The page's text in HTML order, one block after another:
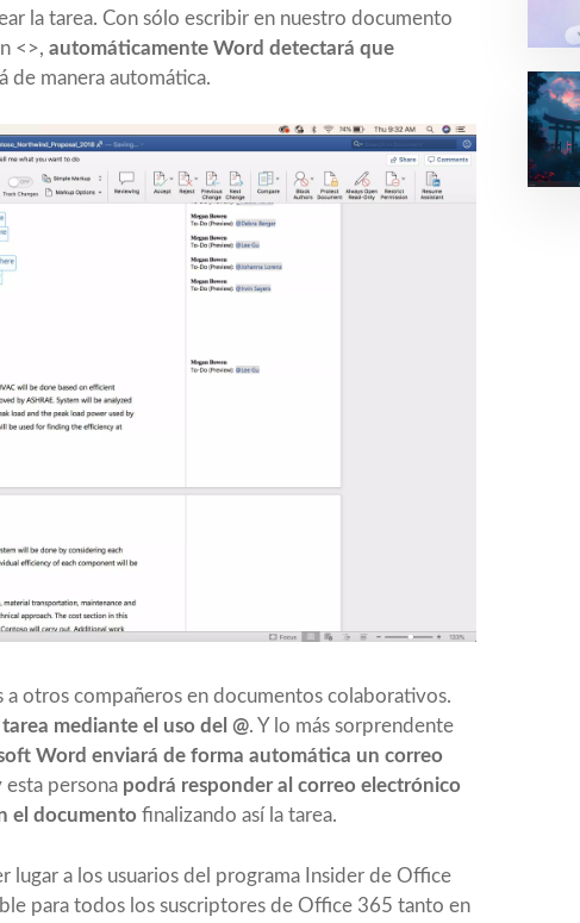
la tarea. Con sólo escribir en nuestro documento
<>, automáticamente Word detectará que
de manera automática.
a otros compañeros en documentos colaborativos.
mediante el uso del @. Y lo más sorprendente
Word enviará de forma automática un correo
esta persona podrá responder al correo electrónico
el documento finalizando así la tarea.
lugar a los usuarios del programa Insider de Office
para todos los suscriptores de Office 365 tanto en